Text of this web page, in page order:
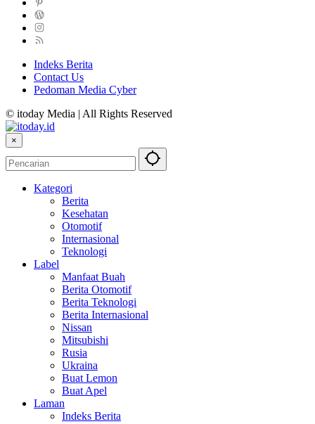
Indeks Berita
Contact Us
Pedoman Media Cyber
© itoday Media | All Rights Reserved
×
Kategori
Berita
Kesehatan
Otomotif
Internasional
Teknologi
Label
Manfaat Buah
Berita Otomotif
Berita Teknologi
Berita Internasional
Nissan
Mitsubishi
Rusia
Ukraina
Buat Lemon
Buat Apel
Laman
Indeks Berita